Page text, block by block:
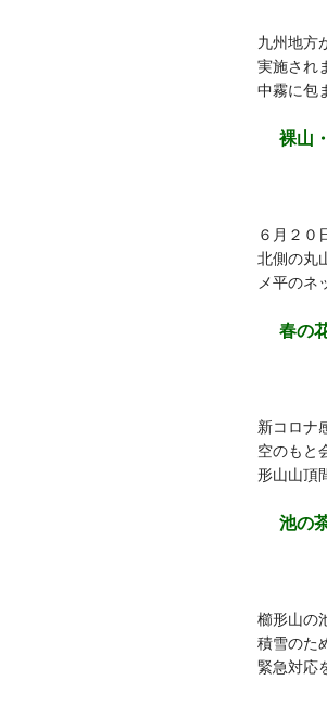
九州地方
実施され
中霧に包
裸山
６月２０
北側の丸
メ平のネ
春の
新コロナ
空のもと
形山山頂
池の
櫛形山の
積雪のた
緊急対応